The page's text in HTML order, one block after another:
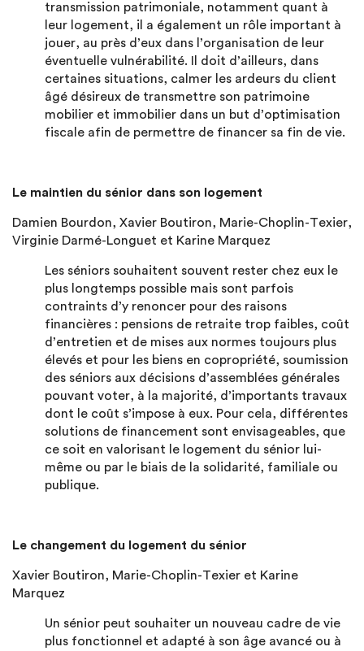
transmission patrimoniale, notamment quant à
leur logement, il a également un rôle important à
jouer, au près d’eux dans l’organisation de leur
éventuelle vulnérabilité. Il doit d’ailleurs, dans
certaines situations, calmer les ardeurs du client
âgé désireux de transmettre son patrimoine
mobilier et immobilier dans un but d’optimisation
fiscale afin de permettre de financer sa fin de vie.
Le maintien du sénior dans son logement
Damien Bourdon, Xavier Boutiron, Marie-Choplin-Texier,
Virginie Darmé-Longuet et Karine Marquez
Les séniors souhaitent souvent rester chez eux le
plus longtemps possible mais sont parfois
contraints d’y renoncer pour des raisons
financières : pensions de retraite trop faibles, coût
d’entretien et de mises aux normes toujours plus
élevés et pour les biens en copropriété, soumission
des séniors aux décisions d’assemblées générales
pouvant voter, à la majorité, d’importants travaux
dont le coût s’impose à eux. Pour cela, différentes
solutions de financement sont envisageables, que
ce soit en valorisant le logement du sénior lui-
même ou par le biais de la solidarité, familiale ou
publique.
Le changement du logement du sénior
Xavier Boutiron, Marie-Choplin-Texier et Karine
Marquez
Un sénior peut souhaiter un nouveau cadre de vie
plus fonctionnel et adapté à son âge avancé ou à